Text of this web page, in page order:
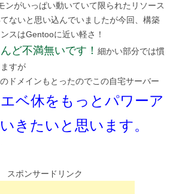
ンがいっぱい動いていて限られたリソース
ないと思い込んでいましたが今回、構築
スはGentooに近い軽さ！
ど不満無いです！ 細かい部分では慣
すが
ドメインもとったのでこの自宅サーバー
エベ休をもっとパワーア
きたいと思います。
スポンサードリンク